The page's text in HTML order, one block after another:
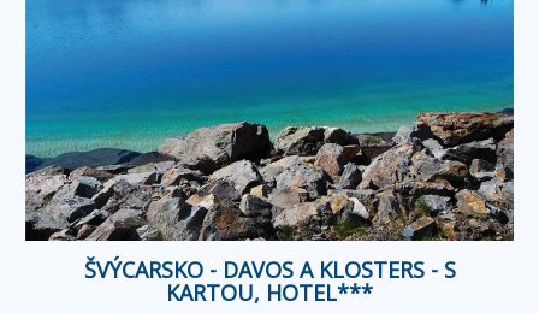
ŠVÝCARSKO - DAVOS A KLOSTERS - S
KARTOU, HOTEL***